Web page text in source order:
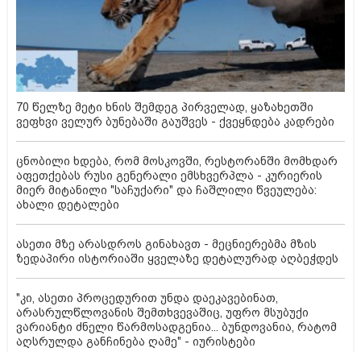
70 წელზე მეტი ხნის შემდეგ პირველად, ყაზახეთში
ვეფხვი ველურ ბუნებაში გაუშვეს - ქვეყნდება კადრები
ცნობილი ხდება, რომ მოსკოვში, რესტორანში მომხდარ
აფეთქებას რუსი გენერალი ემსხვერპლა - კურიერის
მიერ მიტანილი "საჩუქარი" და ჩაშლილი წვეულება:
ახალი დეტალები
ასეთი მზე არასდროს გინახავთ - მეცნიერებმა მზის
ზედაპირი ისტორიაში ყველაზე დეტალურად აღბეჭდეს
"კი, ასეთი პროცედურით უნდა დაეკავებინათ,
არასრულწლოვანის შემთხვევაშიც, უფრო მსუბუქი
ვარიანტი ძნელი წარმოსადგენია... ბუნდოვანია, რატომ
აღსრულდა განჩინება ღამე" - იურისტები